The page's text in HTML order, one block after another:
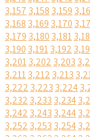
3,157 3,158 3,159
3,168 3,169 3,170
3,179 3,180 3,181
3,190 3,1913,192
3,2013,202 3,203
3,2113,212 3,213
3,222 3,223 3,224
3,232 3,233 3,234
3,242 3,243 3,244
3,252 3,253 3,254